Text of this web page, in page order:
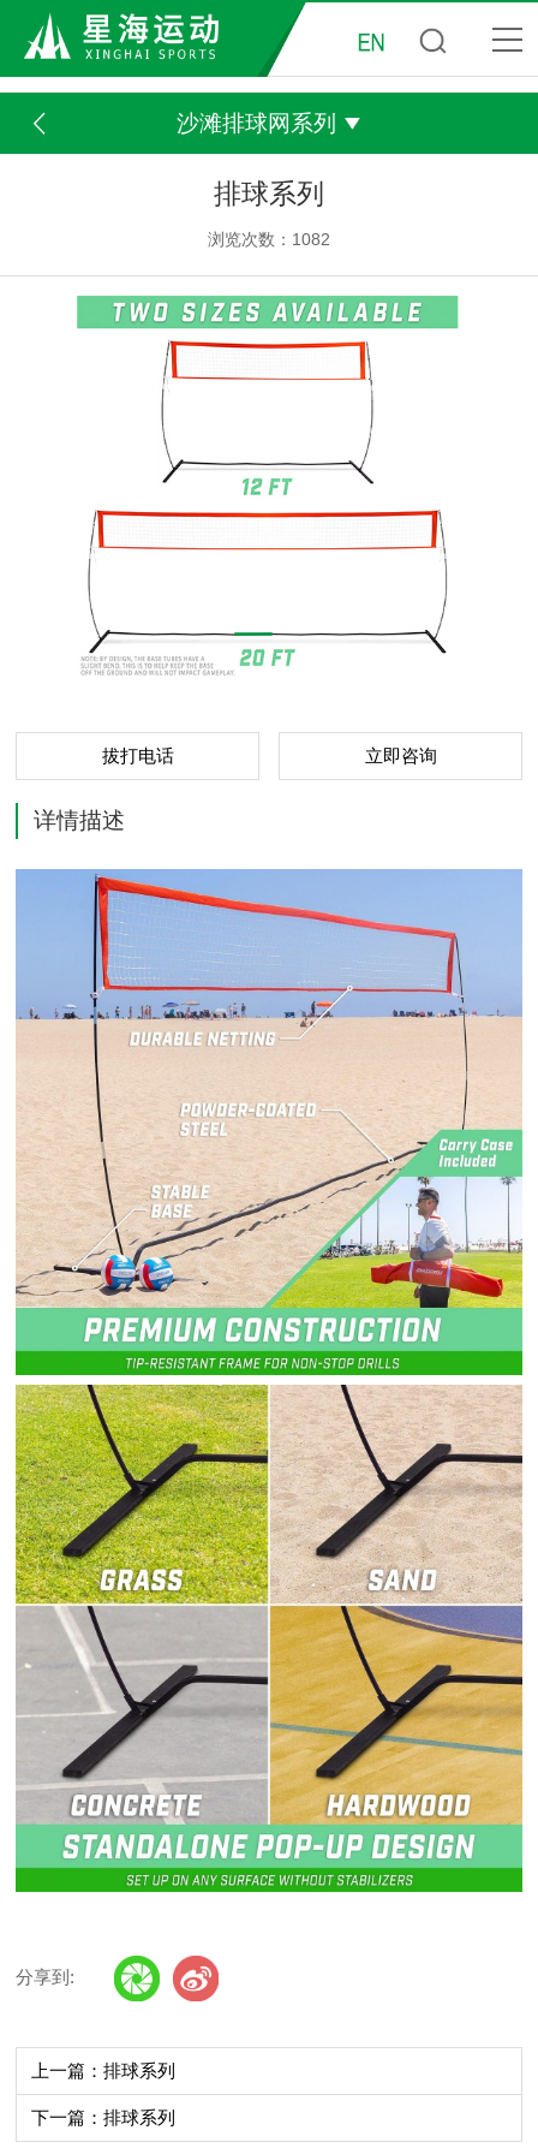
沙滩排球网系列
排球系列
浏览次数：1082
拔打电话 立即咨询
详情描述
分享到:
上一篇：排球系列
下一篇：排球系列